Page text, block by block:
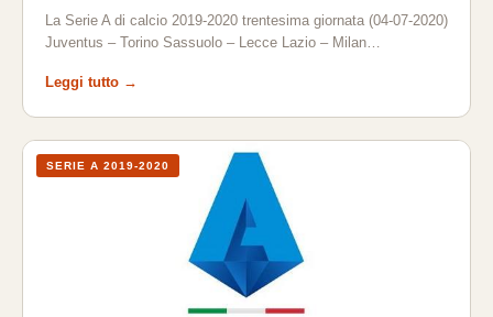
La Serie A di calcio 2019-2020 trentesima giornata (04-07-2020)
Juventus – Torino Sassuolo – Lecce Lazio – Milan…
Leggi tutto →
SERIE A 2019-2020